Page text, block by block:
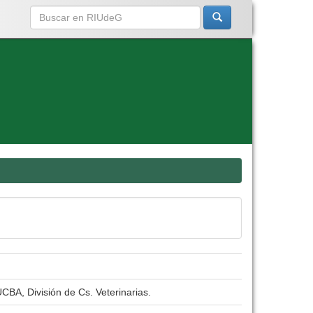
División de Cs. Veterinarias.